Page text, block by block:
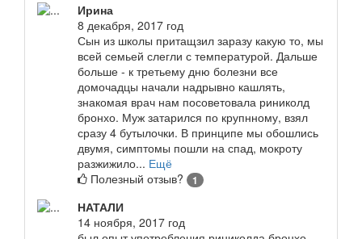
Ирина
8 декабря, 2017 год
Сын из школы притащзил заразу какую то, мы
всей семьей слегли с температурой. Дальше
больше - к третьему дню болезни все
домочадцы начали надрывно кашлять,
знакомая врач нам посоветовала риниколд
бронхо. Муж затарился по крупнному, взял
сразу 4 бутылочки. В принципе мы обошлись
двумя, симптомы пошли на спад, мокроту
разжижило... Ещё
Полезный отзыв?
1
НАТАЛИ
14 ноября, 2017 год